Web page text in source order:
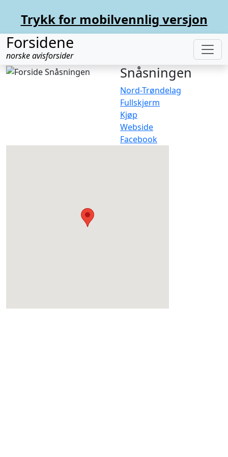
Trykk for mobilvennlig versjon
Forsidene
norske avisforsider
Snåsningen
Nord-Trøndelag
Fullskjerm
Kjøp
Webside
Facebook